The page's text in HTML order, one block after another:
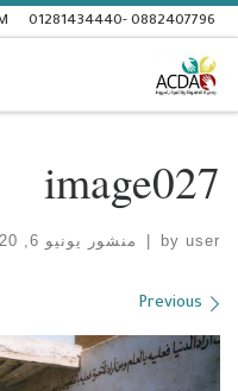
0882407796 -01281434440
image027
by user منشور يونيو 6, 2020
navigation
Previous